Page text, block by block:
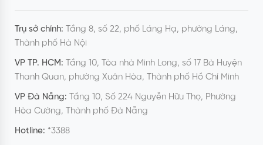
Trụ sở chính: Tầng 8, số 22, phố Láng Hạ, phường Láng,
Thành phố Hà Nội
VP TP. HCM: Tầng 10, Tòa nhà Minh Long, số 17 Bà Huyện
Thanh Quan, phường Xuân Hòa, Thành phố Hồ Chí Minh
VP Đà Nẵng: Tầng 10, Số 224 Nguyễn Hữu Thọ, Phường
Hòa Cường, Thành phố Đà Nẵng
Hotline: *3388